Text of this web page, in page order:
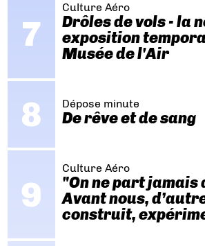
Culture Aéro
Drôles de vols - la
exposition
Musée de l'Air
Dépose minute
De rêve et de sang
Culture Aéro
"On ne part jamais
Avant nous,
construit,